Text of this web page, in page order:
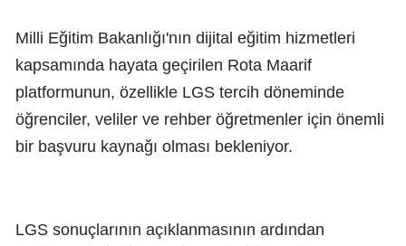
Milli Eğitim Bakanlığı'nın dijital eğitim hizmetleri
kapsamında hayata geçirilen Rota Maarif
platformunun, özellikle LGS tercih döneminde
öğrenciler, veliler ve rehber öğretmenler için önemli
bir başvuru kaynağı olması bekleniyor.
LGS sonuçlarının açıklanmasının ardından